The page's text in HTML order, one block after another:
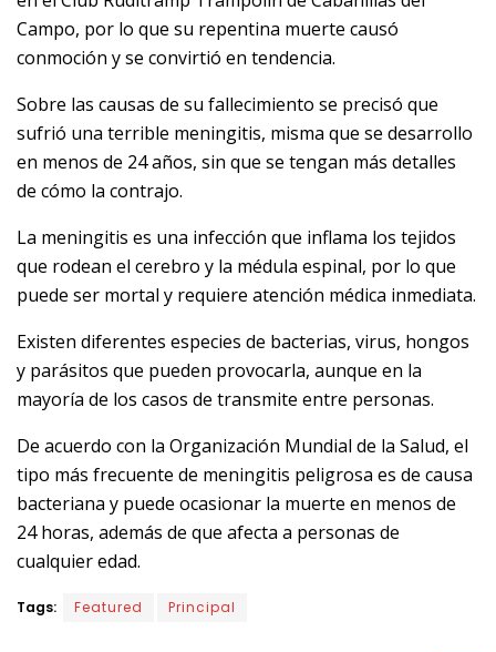
Campo, por lo que su repentina muerte causó
conmoción y se convirtió en tendencia.
Sobre las causas de su fallecimiento se precisó que
sufrió una terrible meningitis, misma que se desarrollo
en menos de 24 años, sin que se tengan más detalles
de cómo la contrajo.
La meningitis es una infección que inflama los tejidos
que rodean el cerebro y la médula espinal, por lo que
puede ser mortal y requiere atención médica inmediata.
Existen diferentes especies de bacterias, virus, hongos
y parásitos que pueden provocarla, aunque en la
mayoría de los casos de transmite entre personas.
De acuerdo con la Organización Mundial de la Salud, el
tipo más frecuente de meningitis peligrosa es de causa
bacteriana y puede ocasionar la muerte en menos de
24 horas, además de que afecta a personas de
cualquier edad.
Tags: Featured Principal